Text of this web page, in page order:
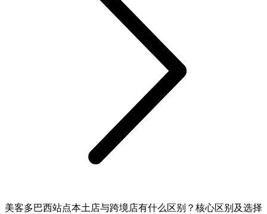
美客多巴西站点本土店与跨境店有什么区别？核心区别及选择